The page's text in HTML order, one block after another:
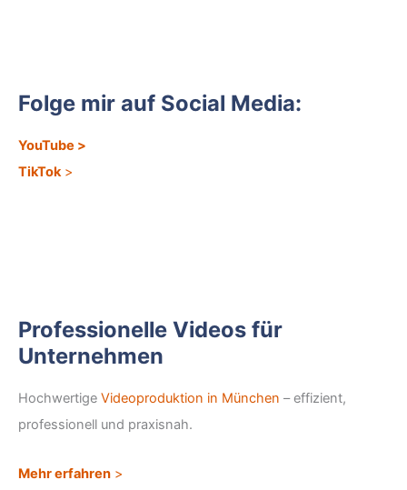
Folge mir auf Social Media:
YouTube >
TikTok>
Professionelle Videos für
Unternehmen
Hochwertige Videoproduktion in München – effizient,
professionell und praxisnah.
Mehr erfahren >